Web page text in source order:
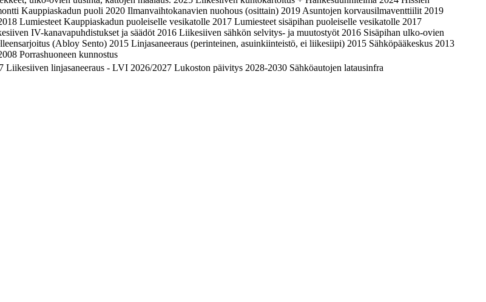
Kauppiaskadun puoli 2020 Ilmanvaihtokanavien nuohous (osittain) 2019 Asuntojen korvausilmaventtiilit 2019
Lumiesteet Kauppiaskadun puoleiselle vesikatolle 2017 Lumiesteet sisäpihan puoleiselle vesikatolle 2017
IV-kanavapuhdistukset ja säädöt 2016 Liikesiiven sähkön selvitys- ja muutostyöt 2016 Sisäpihan ulko-ovien
(Abloy Sento) 2015 Linjasaneeraus (perinteinen, asuinkiinteistö, ei liikesiipi) 2015 Sähköpääkeskus 2013
Porrashuoneen kunnostus
Liikesiiven linjasaneeraus - LVI 2026/2027 Lukoston päivitys 2028-2030 Sähköautojen latausinfra